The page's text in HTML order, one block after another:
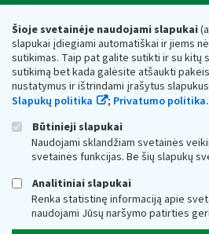
Šioje svetainėje naudojami slapukai
slapukai įdiegiami automatiškai ir jiems
sutikimas. Taip pat galite sutikti ir su kitų
sutikimą bet kada galėsite atšaukti
nustatymus ir ištrindami įrašytus
Slapukų politika
; Privatumo politika.
Būtinieji slapukai
Naudojami sklandžiam svetainės
svetainės funkcijas. Be šių slapukų
Analitiniai slapukai
Renka statistinę informaciją apie
naudojami Jūsų naršymo patirties
Valstybinė mokesčių
Respublikos finansų
Biudžetinė įstaiga. Juridinio asmens
adresas: Vasario 16-osios g. 14, 01107
vmi@vmi.lt , E. pristatymo dėžutės adresas
Duomenys apie Valstybinę mokesčių
Respublikos finansų ministerijos kaupiami